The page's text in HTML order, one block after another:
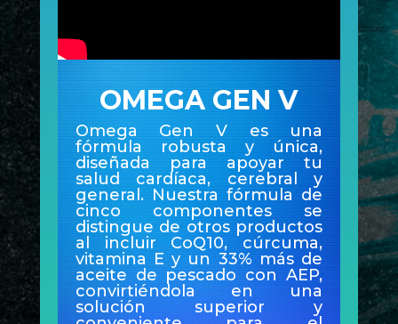
OMEGA GEN V
Omega Gen V es una
fórmula robusta y única,
diseñada para apoyar tu
salud cardíaca, cerebral y
general. Nuestra fórmula de
cinco componentes se
distingue de otros productos
al incluir CoQ10, cúrcuma,
vitamina E y un 33% más de
aceite de pescado con AEP,
convirtiéndola en una
solución superior y